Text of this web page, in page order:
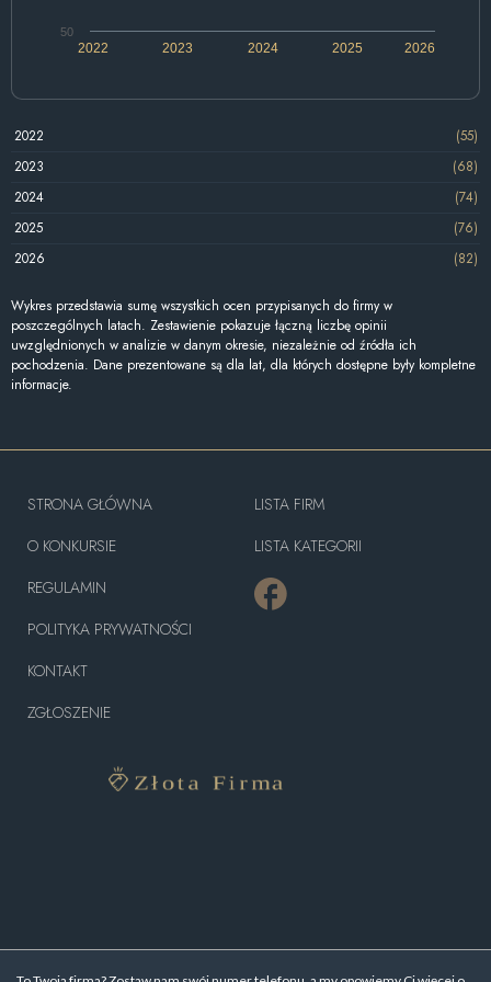
2022 2024 2026
2023 2025
50
2022
(55)
2023
(68)
2024
(74)
2025
(76)
2026
(82)
Wykres przedstawia sumę wszystkich ocen przypisanych do firmy w
poszczególnych latach. Zestawienie pokazuje łączną liczbę opinii
uwzględnionych w analizie w danym okresie, niezależnie od źródła ich
pochodzenia. Dane prezentowane są dla lat, dla których dostępne były kompletne
informacje.
STRONA GŁÓWNA
O KONKURSIE
REGULAMIN
POLITYKA PRYWATNOŚCI
KONTAKT
ZGŁOSZENIE
LISTA FIRM
LISTA KATEGORII